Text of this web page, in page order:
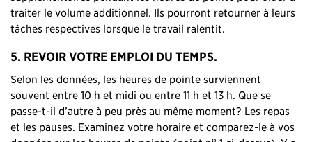
traiter le volume additionnel. Ils pourront retourner à leurs
tâches respectives lorsque le travail ralentit.
5. REVOIR VOTRE EMPLOI DU TEMPS.
Selon les données, les heures de pointe surviennent
souvent entre 10 h et midi ou entre 11 h et 13 h. Que se
passe-t-il d’autre à peu près au même moment? Les repas
et les pauses. Examinez votre horaire et comparez-le à vos
o